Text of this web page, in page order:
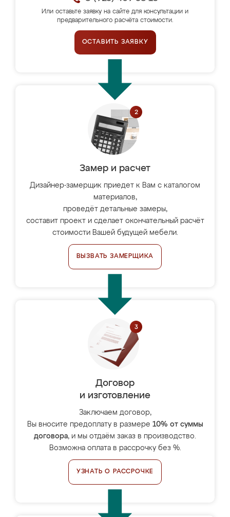
Или оставьте заявку на сайте для консультации и
предварительного расчёта стоимости.
ОСТАВИТЬ ЗАЯВКУ
Замер и расчет
Дизайнер-замерщик приедет к Вам с каталогом
материалов,
проведёт детальные замеры,
составит проект и сделает окончательный расчёт
стоимости Вашей будущей мебели.
ВЫЗВАТЬ ЗАМЕРЩИКА
Договор
и изготовление
Заключаем договор,
Вы вносите предоплату в размере 10% от суммы
договора, и мы отдаём заказ в производство.
Возможна оплата в рассрочку без %.
УЗНАТЬ О РАССРОЧКЕ